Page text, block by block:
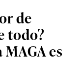
de
todo?
es